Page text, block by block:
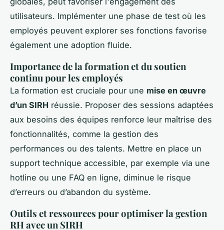
utilisateurs. Implémenter une phase de test où les
employés peuvent explorer ses fonctions favorise
également une adoption fluide.
Importance de la formation et du soutien
continu pour les employés
La formation est cruciale pour une mise en œuvre
d’un SIRH réussie. Proposer des sessions adaptées
aux besoins des équipes renforce leur maîtrise des
fonctionnalités, comme la gestion des
performances ou des talents. Mettre en place un
support technique accessible, par exemple via une
hotline ou une FAQ en ligne, diminue le risque
d’erreurs ou d’abandon du système.
Outils et ressources pour optimiser la gestion
RH avec un SIRH